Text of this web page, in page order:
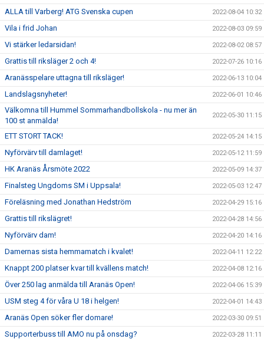
ALLA till Varberg! ATG Svenska cupen 2022-08-04 10:32
Vila i frid Johan 2022-08-03 09:59
Vi stärker ledarsidan! 2022-08-02 08:57
Grattis till riksläger 2 och 4! 2022-07-26 10:16
Aranässpelare uttagna till riksläger! 2022-06-13 10:04
Landslagsnyheter! 2022-06-01 10:46
Välkomna till Hummel Sommarhandbollskola - nu mer än
100 st anmälda!
2022-05-30 11:15
ETT STORT TACK! 2022-05-24 14:15
Nyförvärv till damlaget! 2022-05-12 11:59
HK Aranäs Årsmöte 2022 2022-05-09 14:37
Finalsteg Ungdoms SM i Uppsala! 2022-05-03 12:47
Föreläsning med Jonathan Hedström 2022-04-29 15:16
Grattis till rikslägret! 2022-04-28 14:56
Nyförvärv dam! 2022-04-20 14:16
Damernas sista hemmamatch i kvalet! 2022-04-11 12:22
Knappt 200 platser kvar till kvällens match! 2022-04-08 12:16
Över 250 lag anmälda till Aranäs Open! 2022-04-06 15:39
USM steg 4 för våra U 18 i helgen! 2022-04-01 14:43
Aranäs Open söker fler domare! 2022-03-30 09:51
Supporterbuss till AMO nu på onsdag? 2022-03-28 11:11